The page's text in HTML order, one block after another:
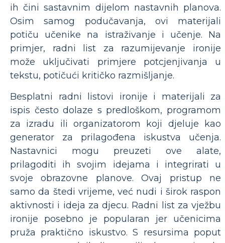
ih čini sastavnim dijelom nastavnih planova.
Osim samog podučavanja, ovi materijali
potiču učenike na istraživanje i učenje. Na
primjer, radni list za razumijevanje ironije
može uključivati ​​primjere potcjenjivanja u
tekstu, potičući kritičko razmišljanje.
Besplatni radni listovi ironije i materijali za
ispis često dolaze s predloškom, programom
za izradu ili organizatorom koji djeluje kao
generator za prilagođena iskustva učenja.
Nastavnici mogu preuzeti ove alate,
prilagoditi ih svojim idejama i integrirati u
svoje obrazovne planove. Ovaj pristup ne
samo da štedi vrijeme, već nudi i širok raspon
aktivnosti i ideja za djecu. Radni list za vježbu
ironije posebno je popularan jer učenicima
pruža praktično iskustvo. S resursima poput